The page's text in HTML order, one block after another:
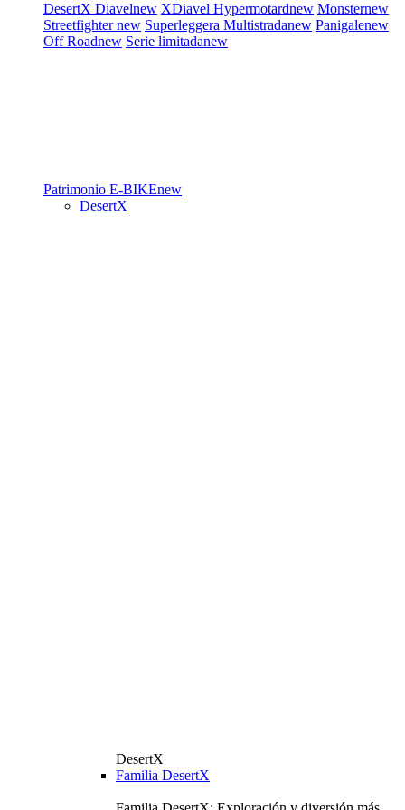
DesertX Diavelnew XDiavel Hypermotardnew Monsternew
Streetfighternew Superleggera Multistradanew Panigalenew
Off Roadnew Serie limitadanew
Patrimonio E-BIKEnew
DesertX
DesertX
Familia DesertX